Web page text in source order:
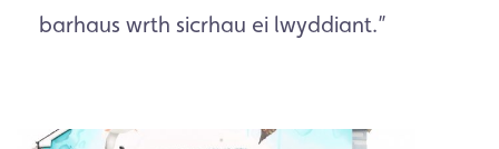
barhaus wrth sicrhau ei lwyddiant.”